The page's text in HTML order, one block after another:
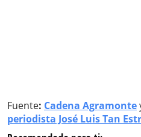
Fuente: Cadena Agramonte
periodista José Luis Tan